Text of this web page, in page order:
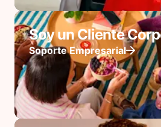
Soy un Cliente
Soporte Empresarial